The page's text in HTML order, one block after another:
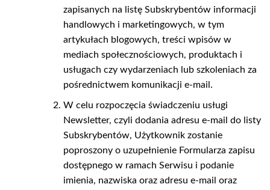
zapisanych na listę Subskrybentów informacji
handlowych i marketingowych, w tym
artykułach blogowych, treści wpisów w
mediach społecznościowych, produktach i
usługach czy wydarzeniach lub szkoleniach za
pośrednictwem komunikacji e-mail.
W celu rozpoczęcia świadczeniu usługi
Newsletter, czyli dodania adresu e-mail do listy
Subskrybentów, Użytkownik zostanie
poproszony o uzupełnienie Formularza zapisu
dostępnego w ramach Serwisu i podanie
imienia, nazwiska oraz adresu e-mail oraz